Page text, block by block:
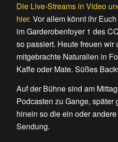
Die Live-Streams in Video
hier. Vor allem könnt ihr
im Garderobenfoyer 1 des
so passiert. Heute freuen wir
mitgebrachte Naturalien in
Kaffe oder Mate. Süßes
Auf der Bühne sind am
Podcasten zu Gange, später
hinein so die ein oder
Sendung.